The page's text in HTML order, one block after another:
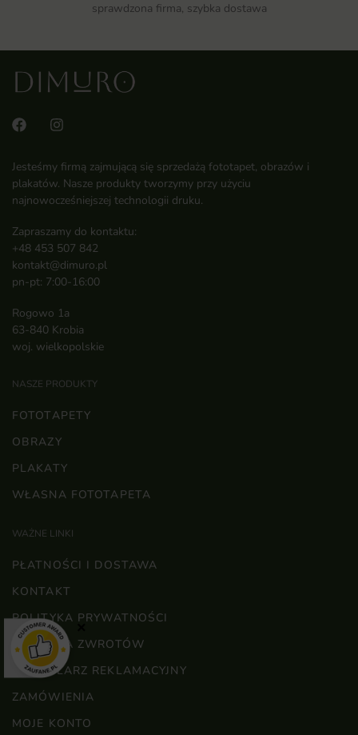
sprawdzona firma, szybka dostawa
Jesteśmy firmą zajmującą się sprzedażą fototapet, obrazów i
plakatów. Nasze produkty tworzymy przy użyciu
najnowocześniejszej technologii druku.
Zapraszamy do kontaktu:
+48 453 507 842
kontakt@dimuro.pl
pn-pt: 7:00-16:00
Rogowo 1a
63-840 Krobia
woj. wielkopolskie
NASZE PRODUKTY
FOTOTAPETY
OBRAZY
PLAKATY
WŁASNA FOTOTAPETA
WAŻNE LINKI
PŁATNOŚCI I DOSTAWA
KONTAKT
POLITYKA PRYWATNOŚCI
POLITYKA ZWROTÓW
FORMULARZ REKLAMACYJNY
ZAMÓWIENIA
MOJE KONTO